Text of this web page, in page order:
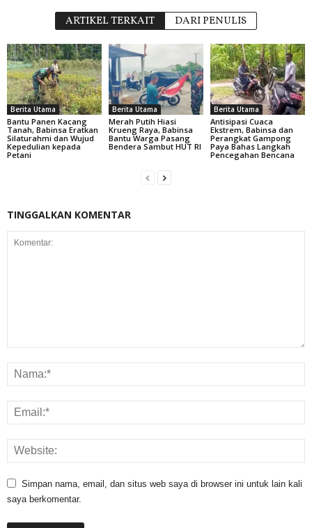
ARTIKEL TERKAIT DARI PENULIS
Berita Utama
Bantu Panen Kacang
Tanah, Babinsa Eratkan
Silaturahmi dan Wujud
Kepedulian kepada
Petani
Berita Utama
Merah Putih Hiasi
Krueng Raya, Babinsa
Bantu Warga Pasang
Bendera Sambut HUT RI
Berita Utama
Antisipasi Cuaca
Ekstrem, Babinsa dan
Perangkat Gampong
Paya Bahas Langkah
Pencegahan Bencana
TINGGALKAN KOMENTAR
Simpan nama, email, dan situs web saya di browser ini untuk lain kali
saya berkomentar.